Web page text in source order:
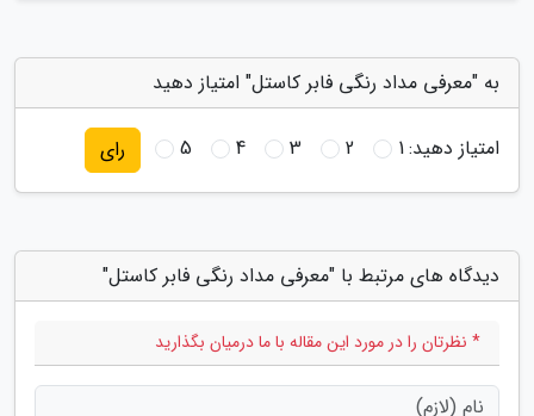
به "معرفی مداد رنگی فابر کاستل" امتیاز دهید
امتیاز دهید:1
2
3
4
5 رای
دیدگاه های مرتبط با "معرفی مداد رنگی فابر کاستل"
* نظرتان را در مورد این مقاله با ما درمیان بگذارید